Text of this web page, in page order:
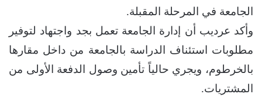
الجامعة في المرحلة المقبلة.
وأكد عرديب أن إدارة الجامعة تعمل بجد واجتهاد لتوفير
مطلوبات استئناف الدراسة بالجامعة من داخل مقارها
بالخرطوم، ويجري حالياً تأمين وصول الدفعة الأولى من
المشتريات.